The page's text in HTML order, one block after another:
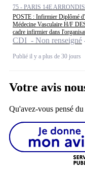
75 - PARIS 14E
POSTE : Infirmier Diplômé
Médecine Vasculaire H/F
cadre infirmier dans
CDI - Non renseigné
Publié il y a plus de 30 jours
Votre avis
Qu'avez-vous pensé